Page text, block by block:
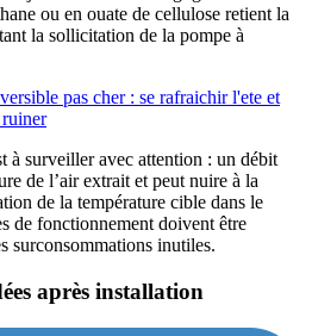
ou en ouate de cellulose retient la
la sollicitation de la pompe à
pas cher : se rafraichir l'ete et
à surveiller avec attention : un débit
de l’air extrait et peut nuire à la
de la température cible dans le
de fonctionnement doivent être
surconsommations inutiles.
après installation